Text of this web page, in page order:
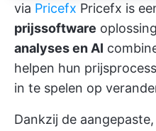
via Pricefx Pricefx is
prijssoftware
analyses en AI
helpen hun
in te spelen op
Dankzij de